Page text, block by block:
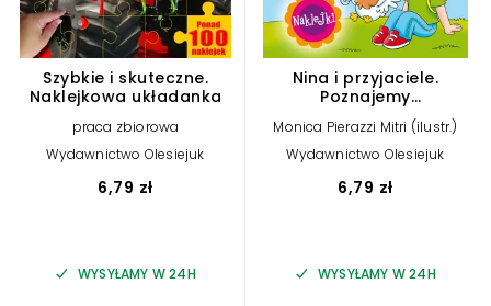
Szybkie i skuteczne.
Naklejkowa układanka
praca zbiorowa
Wydawnictwo Olesiejuk
6,79 zł
WYSYŁAMY W 24H
Nina i przyjaciele.
Poznajemy
przeciwieństwa
Monica Pierazzi Mitri (ilustr.)
Wydawnictwo Olesiejuk
6,79 zł
WYSYŁAMY W 24H